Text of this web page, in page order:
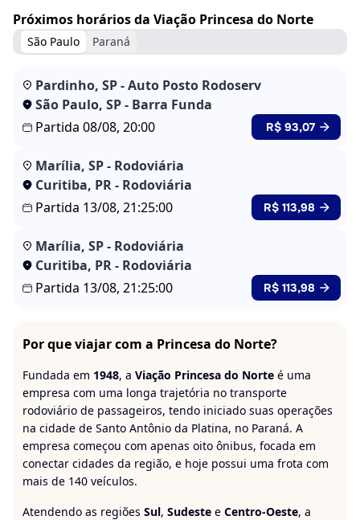
Próximos horários da Viação Princesa do Norte
São Paulo Paraná
Pardinho, SP - Auto Posto Rodoserv
São Paulo, SP - Barra Funda
Partida 08/08, 20:00
R$ 93,07
Marília, SP - Rodoviária
Curitiba, PR - Rodoviária
Partida 13/08, 21:25:00
R$ 113,98
Marília, SP - Rodoviária
Curitiba, PR - Rodoviária
Partida 13/08, 21:25:00
R$ 113,98
Por que viajar com a Princesa do Norte?
Fundada em 1948, a Viação Princesa do Norte é uma
empresa com uma longa trajetória no transporte
rodoviário de passageiros, tendo iniciado suas operações
na cidade de Santo Antônio da Platina, no Paraná. A
empresa começou com apenas oito ônibus, focada em
conectar cidades da região, e hoje possui uma frota com
mais de 140 veículos.
Atendendo as regiões Sul, Sudeste e Centro-Oeste, a